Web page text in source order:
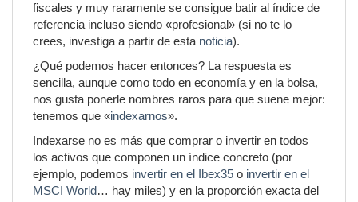
fiscales y muy raramente se consigue batir al índice de
referencia incluso siendo «profesional» (si no te lo
crees, investiga a partir de esta noticia).
¿Qué podemos hacer entonces? La respuesta es
sencilla, aunque como todo en economía y en la bolsa,
nos gusta ponerle nombres raros para que suene mejor:
tenemos que «indexarnos».
Indexarse no es más que comprar o invertir en todos
los activos que componen un índice concreto (por
ejemplo, podemos invertir en el Ibex35 o invertir en el
MSCI World… hay miles) y en la proporción exacta del